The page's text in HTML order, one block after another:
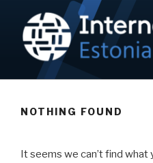
content
Internet is a human right!
NOTHING FOUND
It seems we can’t find what